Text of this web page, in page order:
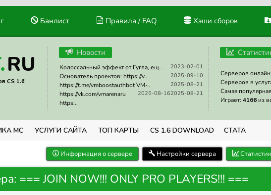
Банлист Правила / FAQ Хэши сборок
RU
CS 1.6
Новости
2023-02-01
Колоссальный эффект от Гугла, ещ..
2025-09-10
Основатель проектов: https://v..
2025-08-21
https://t.me/vmboostauthbot VM-..
2025-08-21
2025-08-16
https://vk.com/vmarenaru
https:..
Серверов онлайн:
Серверов в
Самая
Играет: 4166 из
МС УСЛУГИ САЙТА ТОП КАРТЫ CS 1.6 DOWNLOAD СТАТА
Информация о сервере Настройки сервера
=== JOIN NOW!!! ONLY PRO PLAYERS!!! ===